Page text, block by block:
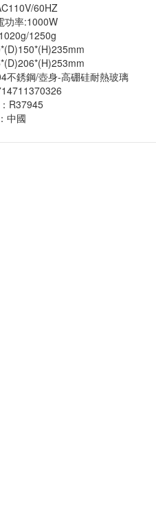
60HZ
功率:1000W
1250g
不銹鋼/壺身-高硼硅耐熱玻璃
R37945
中國